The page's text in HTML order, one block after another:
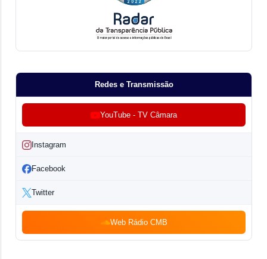
Redes e Transmissão
YouTube - TV Câmara
Instagram
Facebook
Twitter
Web Rádio CMB